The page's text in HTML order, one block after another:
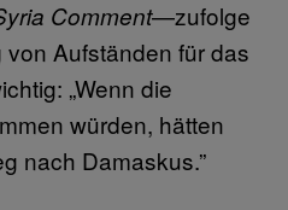
Comment—zufolge
Aufständen für das
„Wenn die
würden, hätten
nach Damaskus.”